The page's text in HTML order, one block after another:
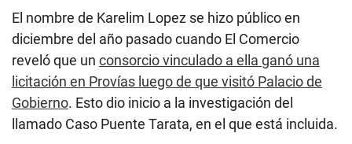
El nombre de Karelim Lopez se hizo público en
diciembre del año pasado cuando El Comercio
reveló que un consorcio vinculado a ella ganó una
licitación en Provías luego de que visitó Palacio de
Gobierno. Esto dio inicio a la investigación del
llamado Caso Puente Tarata, en el que está incluida.